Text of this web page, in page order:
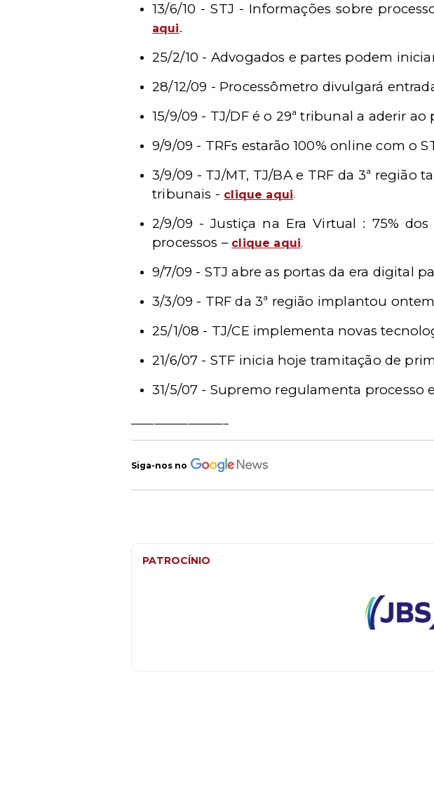
13/6/10 - STJ - Informações sobre
aqui.
25/2/10 - Advogados e partes podem
28/12/09 - Processômetro divulgará
15/9/09 - TJ/DF é o 29ª tribunal a aderir ao
9/9/09 - TRFs estarão 100% online com o
3/9/09 - TJ/MT, TJ/BA e TRF da 3ª região
tribunais - clique aqui.
2/9/09 - Justiça na Era Virtual : 75%
processos – clique aqui.
9/7/09 - STJ abre as portas da era digital
3/3/09 - TRF da 3ª região implantou
25/1/08 - TJ/CE implementa novas
21/6/07 - STF inicia hoje tramitação de
31/5/07 - Supremo regulamenta processo
Siga-nos no
PATROCÍNIO